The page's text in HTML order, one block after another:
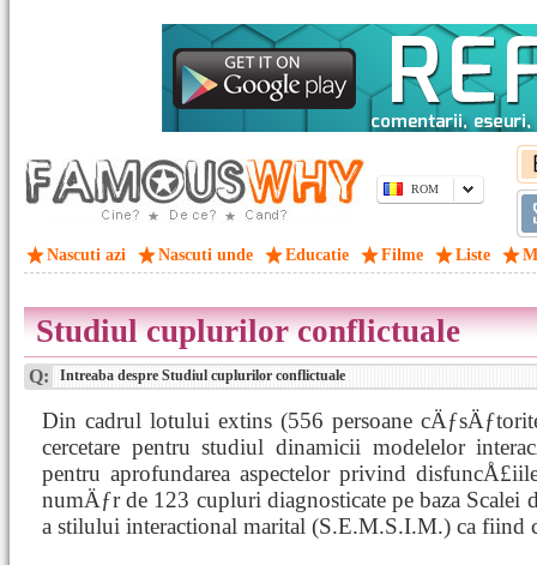
ROM
Nascuti azi Nascuti unde Educatie Filme Liste
Studiul cuplurilor conflictuale
Q: Intreaba despre Studiul cuplurilor conflictuale
Din cadrul lotului extins (556 persoane
cercetare pentru studiul dinamicii modelelor
pentru aprofundarea aspectelor privind
numÄƒr de 123 cupluri diagnosticate pe baza Scalei
a stilului interactional marital (S.E.M.S.I.M.) ca fiind